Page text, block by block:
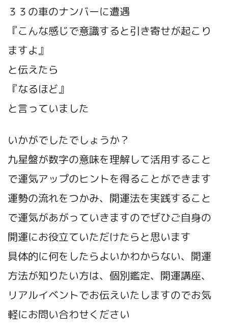
３３の車のナンバーに遭遇
『こんな感じで意識すると引き寄せが起こり
ますよ』
と伝えたら
『なるほど』
と言っていました
いかがでしたでしょうか？
九星盤が数字の意味を理解して活用すること
で運気アップのヒントを得ることができます
運勢の流れをつかみ、開運法を実践すること
で運気があがっていきますのでぜひご自身の
開運にお役立ていただけたらと思います
具体的に何をしたらよいかわからない、開運
方法が知りたい方は、個別鑑定、開運講座、
リアルイベントでお伝えいたしますのでお気
軽にお問い合わせください